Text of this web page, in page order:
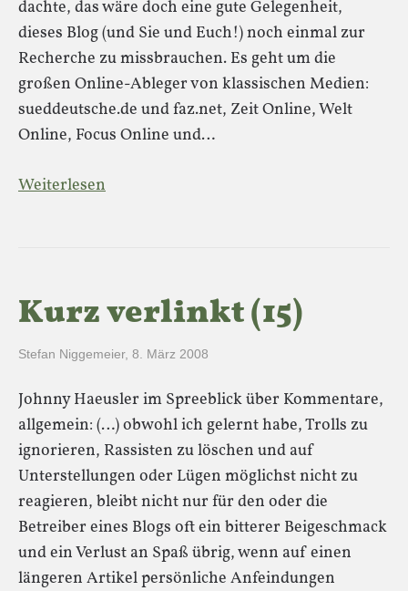
dachte, das wäre doch eine gute Gelegenheit,
dieses Blog (und Sie und Euch!) noch einmal zur
Recherche zu missbrauchen. Es geht um die
großen Online-Ableger von klassischen Medien:
sueddeutsche.de und faz.net, Zeit Online, Welt
Online, Focus Online und…
Weiterlesen
Kurz verlinkt (15)
Stefan Niggemeier, 8. März 2008
Johnny Haeusler im Spreeblick über Kommentare,
allgemein: (…) obwohl ich gelernt habe, Trolls zu
ignorieren, Rassisten zu löschen und auf
Unterstellungen oder Lügen möglichst nicht zu
reagieren, bleibt nicht nur für den oder die
Betreiber eines Blogs oft ein bitterer Beigeschmack
und ein Verlust an Spaß übrig, wenn auf einen
längeren Artikel persönliche Anfeindungen